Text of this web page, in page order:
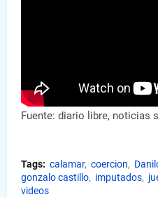
Fuente: diario libre, noticias
Tags: calamar coercion
gonzalo castillo
imputados
videos